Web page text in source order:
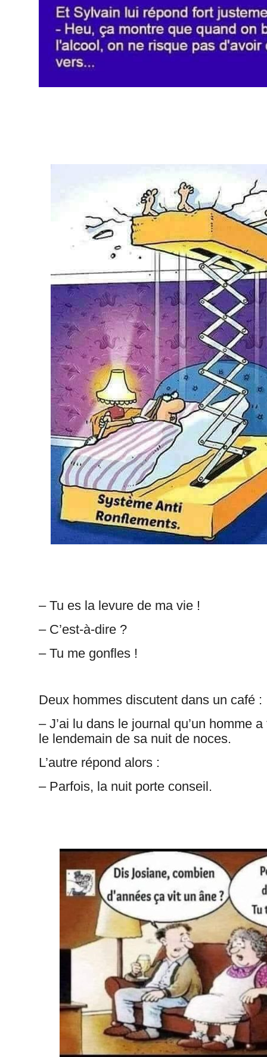
– Tu es la levure de ma vie !
– C’est-à-dire ?
– Tu me gonfles !
Deux hommes discutent dans un café :
– J’ai lu dans le journal qu’un homme
le lendemain de sa nuit de noces.
L’autre répond alors :
– Parfois, la nuit porte conseil.